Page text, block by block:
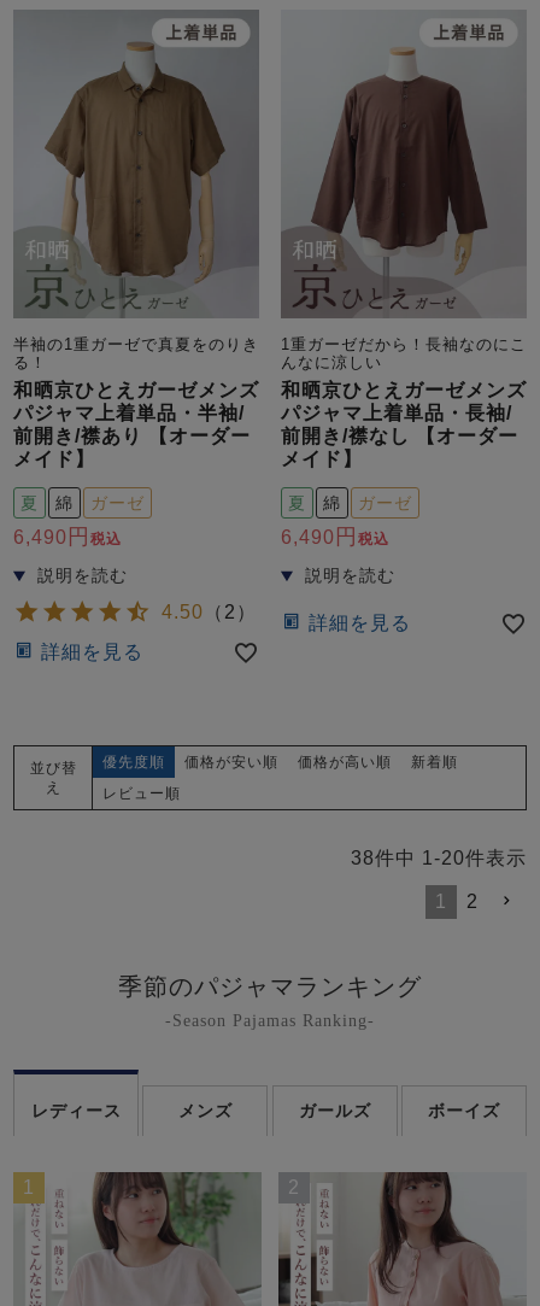
半袖の1重ガーゼで真夏をのりき
る！
和晒京ひとえガーゼメンズ
パジャマ上着単品・半袖/
前開き/襟あり 【オーダー
メイド】
夏 綿 ガーゼ
6,490 税込
4.50 （ 2 ）
詳細を見る
1重ガーゼだから！長袖なのにこ
んなに涼しい
和晒京ひとえガーゼメンズ
パジャマ上着単品・長袖/
前開き/襟なし 【オーダー
メイド】
夏 綿 ガーゼ
6,490 税込
詳細を見る
並び替
え
優先度順 価格が安い順 価格が高い順
新着順
レビュー順
38件中 1 -20件表示
1 2
季節のパジャマランキング
-Season Pajamas Ranking-
レディース メンズ ガールズ ボーイズ
1 2